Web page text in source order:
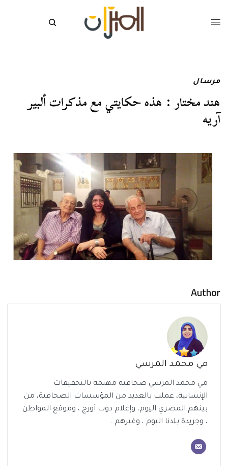
مرسال
هند مختار : هذه حكايتي مع مذكرات ألبير
آريه
Author
مي محمد المرسي
مي محمد المرسي صحافية مهتمة بالتحقيقات
الإنسانية، عملت بالعديد من المؤسسات الصحافية، من
بينهم المصري اليوم، وإعلام دوت أورج ، وموقع المواطن
، وجريدة بلدنا اليوم ، وغيرهم .